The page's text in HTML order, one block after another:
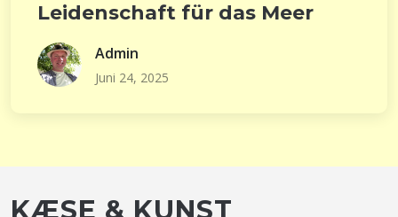
Leidenschaft für das Meer
Admin
Juni 24, 2025
KÆSE & KUNST